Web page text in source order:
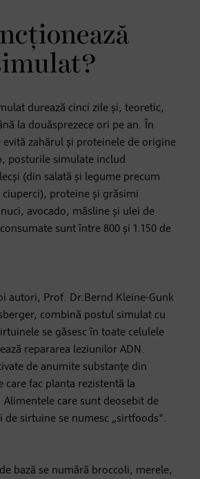
durează cinci zile și, teoretic,
la douăsprezece ori pe an. În
zahărul și proteinele de origine
posturile simulate includ
(din salată și legume precum
proteine și grăsimi
avocado, măsline și ulei de
sunt între 800 și 1.150 de
autori, Prof. Dr.Bernd Kleine-Gunk
combină postul simulat cu
se găsesc în toate celulele
repararea leziunilor ADN.
de anumite substanțe din
care fac planta rezistentă la
care sunt deosebit de
de sirtuine se numesc „sirtfoods".
bază se numără broccoli, merele,